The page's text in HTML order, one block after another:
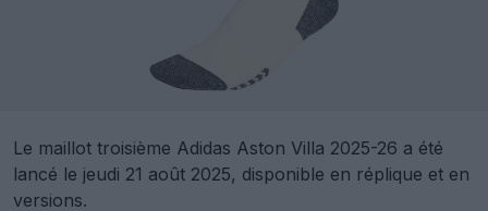
Le maillot troisième Adidas Aston Villa 2025-26 a été
lancé le jeudi 21 août 2025, disponible en réplique et en
versions.